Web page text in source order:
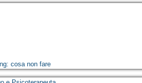
cosa non fare